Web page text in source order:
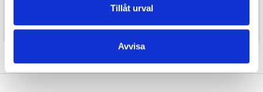
Tillåt urval
Avvisa
BESTÄLLNINGSVARA, LEVERANS 1-2 VECKOR
En extra hörnstolpe kan behövas vid bruten vinkel på
balkongen, eller vid rundat hörn för att följa rundningen.